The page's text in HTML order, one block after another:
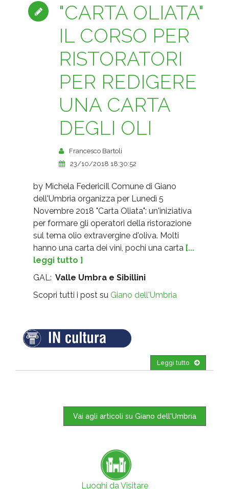
"CARTA OLIATA"
IL CORSO PER
RISTORATORI
PER REDIGERE
UNA CARTA
DEGLI OLI
Francesco Bartoli
23/10/2018 18:30:52
by Michela FedericiIl Comune di Giano
dell'Umbria organizza per Lunedì 5
Novembre 2018 "Carta Oliata": un'iniziativa
per formare gli operatori della ristorazione
sul tema olio extravergine d'oliva. Molti
hanno una carta dei vini, pochi una carta [...
leggi tutto ]
GAL: Valle Umbra e Sibillini
Scopri tutti i post su Giano dell'Umbria
Leggi tutto
Vai agli articoli su Giano dell'Umbria
Luoghi da Visitare